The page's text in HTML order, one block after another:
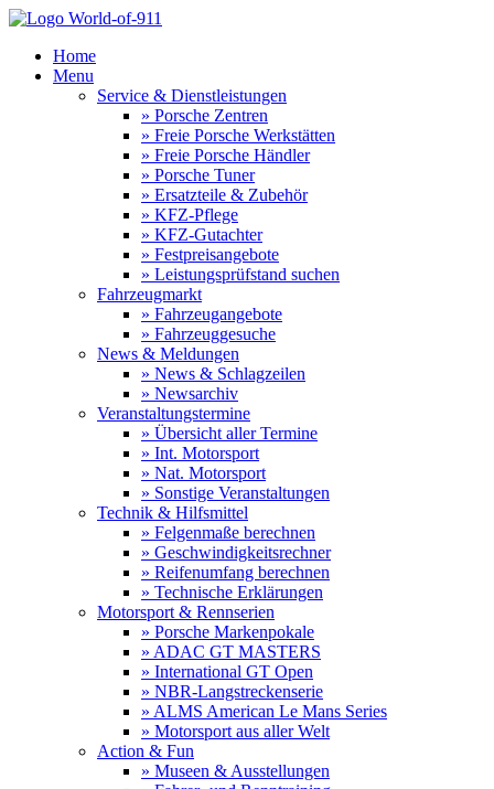
Home
Menu
Service & Dienstleistungen
» Porsche Zentren
» Freie Porsche Werkstätten
» Freie Porsche Händler
» Porsche Tuner
» Ersatzteile & Zubehör
» KFZ-Pflege
» KFZ-Gutachter
» Festpreisangebote
» Leistungsprüfstand suchen
Fahrzeugmarkt
» Fahrzeugangebote
» Fahrzeuggesuche
News & Meldungen
» News & Schlagzeilen
» Newsarchiv
Veranstaltungstermine
» Übersicht aller Termine
» Int. Motorsport
» Nat. Motorsport
» Sonstige Veranstaltungen
Technik & Hilfsmittel
» Felgenmaße berechnen
» Geschwindigkeitsrechner
» Reifenumfang berechnen
» Technische Erklärungen
Motorsport & Rennserien
» Porsche Markenpokale
» ADAC GT MASTERS
» International GT Open
» NBR-Langstreckenserie
» ALMS American Le Mans Series
» Motorsport aus aller Welt
Action & Fun
» Museen & Ausstellungen